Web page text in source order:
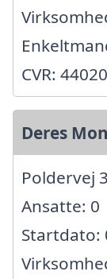
CVR:
Deres
Poldervej
Ansatte: 0
Startdato: